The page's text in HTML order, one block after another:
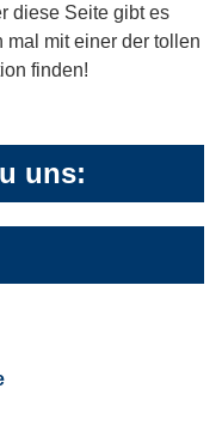
diese Seite gibt es
mal mit einer der tollen
finden!
uns: